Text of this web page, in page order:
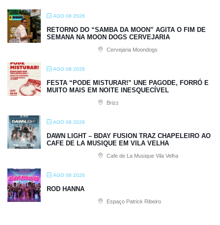
AGO 08 2026
RETORNO DO “SAMBA DA MOON” AGITA O FIM DE
SEMANA NA MOON DOGS CERVEJARIA
Cervejaria Moondogs
AGO 08 2026
FESTA “PODE MISTURAR!” UNE PAGODE, FORRÓ E
MUITO MAIS EM NOITE INESQUECÍVEL
Brizz
AGO 08 2026
DAWN LIGHT – BDAY FUSION TRAZ CHAPELEIRO AO
CAFE DE LA MUSIQUE EM VILA VELHA
Cafe de La Musique Vila Velha
AGO 08 2026
ROD HANNA
Espaço Patrick Ribeiro